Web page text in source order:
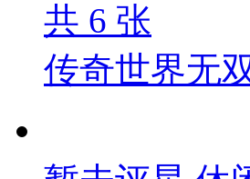
共 6 张
传奇世界无